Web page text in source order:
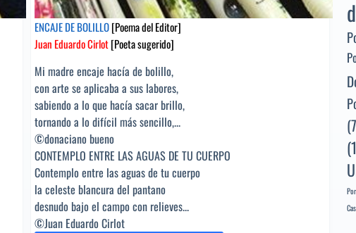
ENCAJE DE BOLILLO[Poema del Editor]
Juan Eduardo Cirlot[Poeta sugerido]
Mi madre encaje hacía de bolillo,
con arte se aplicaba a sus labores,
sabiendo a lo que hacía sacar brillo,
tornando a lo difícil más sencillo,...
©donaciano bueno
CONTEMPLO ENTRE LAS AGUAS DE TU CUERPO
Contemplo entre las aguas de tu cuerpo
la celeste blancura del pantano
desnudo bajo el campo con relieves...
©Juan Eduardo Cirlot